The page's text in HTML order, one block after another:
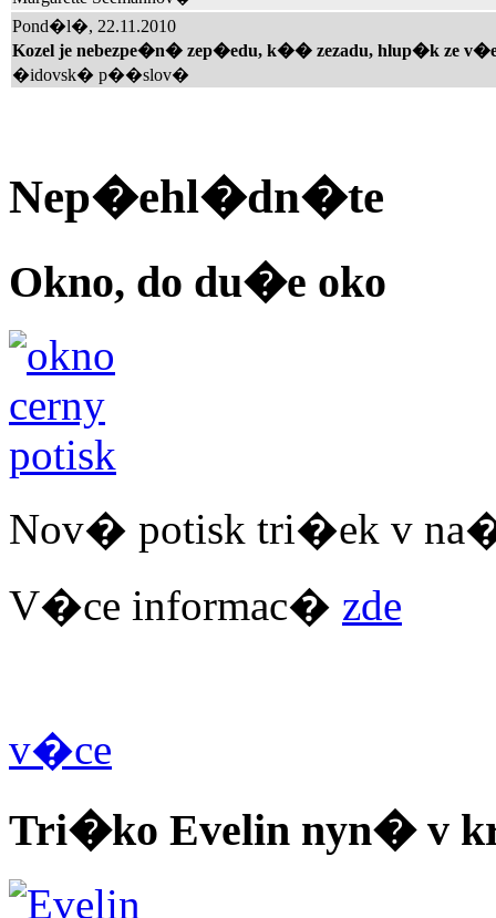
Pond�l�, 22.11.2010
Kozel je nebezpe�n� zep�edu, k�� zezadu, hlup�k ze
�idovsk� p��slov�
Nep�ehl�dn�te
Okno, do du�e oko
Nov� potisk tri�ek v
V�ce informac� zde
v�ce
Tri�ko Evelin nyn� v